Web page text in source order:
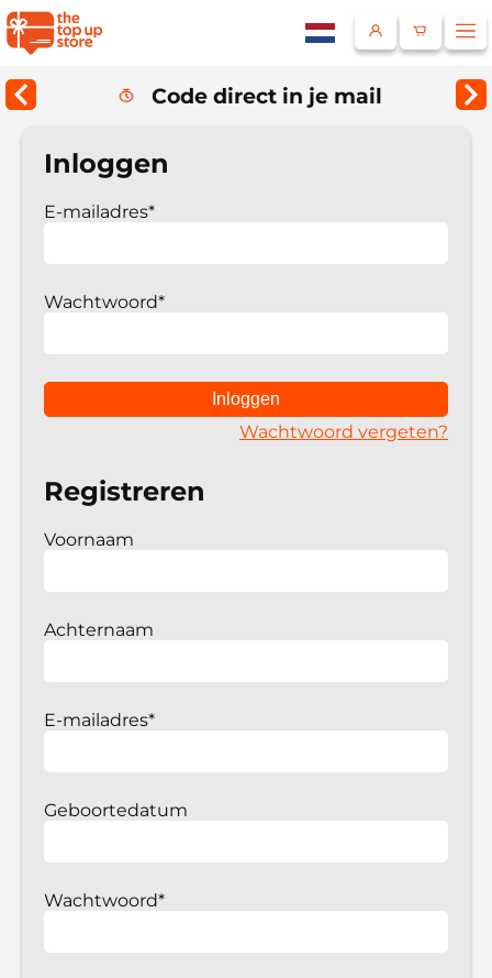
Code direct in je mail
Inloggen
E-mailadres*
Wachtwoord*
Wachtwoord vergeten?
Registreren
Voornaam
Achternaam
E-mailadres*
Geboortedatum
Wachtwoord*